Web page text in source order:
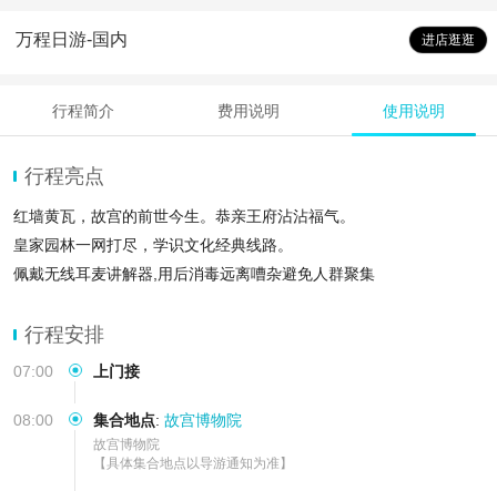
又不太累。强烈推荐这位有文化底蕴、风趣幽默的导游，让炎夏的皇城之旅依然
万程日游-国内 进店逛逛
行程简介 费用说明 使用说明
行程亮点
红墙黄瓦，故宫的前世今生。恭亲王府沾沾福气。
皇家园林一网打尽，学识文化经典线路。
佩戴无线耳麦讲解器,用后消毒远离嘈杂避免人群聚集
行程安排
07:00 上门接
08:00 集合地点: 故宫博物院
故宫博物院
【具体集合地点以导游通知为准】